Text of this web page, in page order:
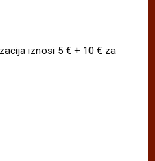
iznosi 5 € + 10 € za